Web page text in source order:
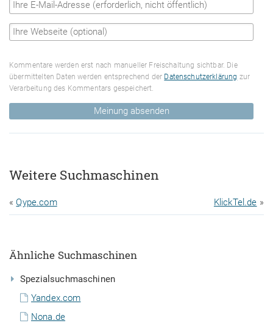
Kommentare werden erst nach manueller Freischaltung sichtbar. Die
übermittelten Daten werden entsprechend der Datenschutzerklärung zur
Verarbeitung des Kommentars gespeichert.
Meinung absenden
Weitere Suchmaschinen
«Qype.com KlickTel.de »
Ähnliche Suchmaschinen
Spezialsuchmaschinen
Yandex.com
Nona.de